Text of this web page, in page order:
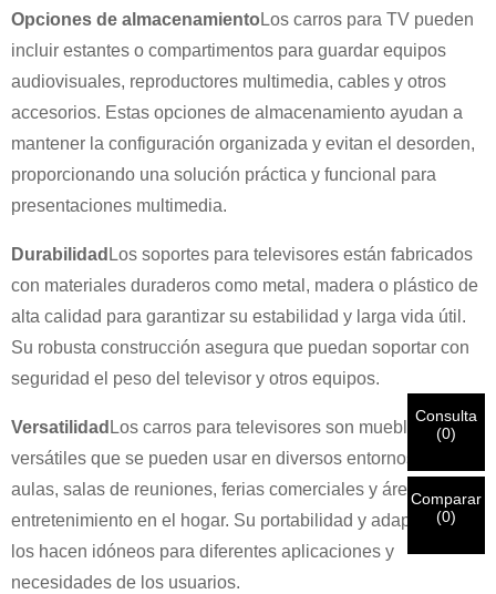
Opciones de almacenamiento Los carros para TV pueden
incluir estantes o compartimentos para guardar equipos
audiovisuales, reproductores multimedia, cables y otros
accesorios. Estas opciones de almacenamiento ayudan a
mantener la configuración organizada y evitan el desorden,
proporcionando una solución práctica y funcional para
presentaciones multimedia.
Durabilidad Los soportes para televisores están fabricados
con materiales duraderos como metal, madera o plástico de
alta calidad para garantizar su estabilidad y larga vida útil.
Su robusta construcción asegura que puedan soportar con
seguridad el peso del televisor y otros equipos.
Versatilidad Los carros para televisores son muebles
versátiles que se pueden usar en diversos entornos, como
aulas, salas de reuniones, ferias comerciales y áreas de
entretenimiento en el hogar. Su portabilidad y adaptabilidad
los hacen idóneos para diferentes aplicaciones y
necesidades de los usuarios.
ELIGE TU PROPIA IDENTIDAD
Soy
Cliente de CHARM
Soy
Nuevo visitante
Introduzca a continuación su dirección de correo electrónico
laboral actual para verificar que es un cliente real de
Entregar
Antes de enviar, por favor VERIFICAR TODO
La información
CORRECTO.
La información incorrecta provocará el fallo
en el envío de los materiales.
Volver Entregar
Hemos recibido su solicitud y la enviaremos. VERIFICARSu
envío
información para autenticación y autorización. Una vez que
Una vez verificada su identificación, recibirá una notificación
por correo electrónico.
Consulta
(0)
Comparar
(0)